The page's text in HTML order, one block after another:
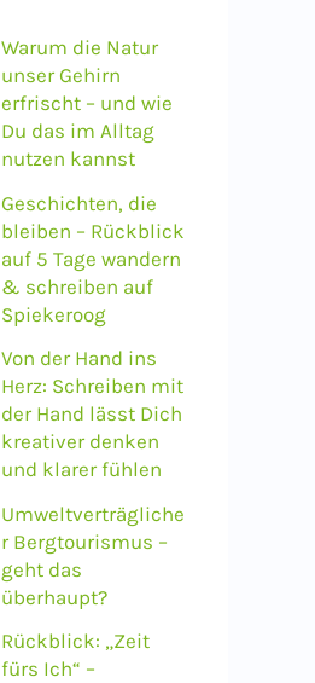
a
c
h
:
Warum die Natur
unser Gehirn
erfrischt – und wie
Du das im Alltag
nutzen kannst
Geschichten, die
bleiben – Rückblick
auf 5 Tage wandern
& schreiben auf
Spiekeroog
Von der Hand ins
Herz: Schreiben mit
der Hand lässt Dich
kreativer denken
und klarer fühlen
Umweltverträgliche
r Bergtourismus –
geht das
überhaupt?
Rückblick: „Zeit
fürs Ich“ –